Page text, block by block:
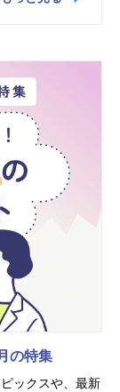
の特集
ックスや、最新